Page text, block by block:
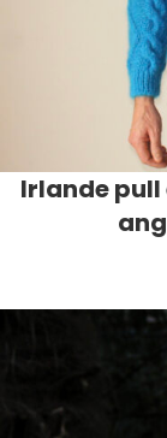
Irlande pull